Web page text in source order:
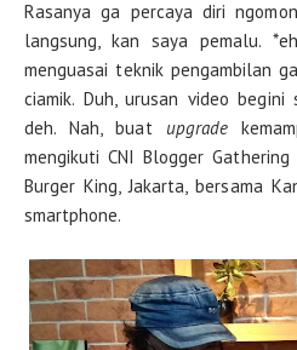
Rasanya ga percaya diri
langsung, kan saya pemalu.
menguasai teknik pengambilan
ciamik. Duh, urusan video
deh. Nah, buat upgrade
mengikuti CNI Blogger
Burger King, Jakarta, bersama
smartphone.